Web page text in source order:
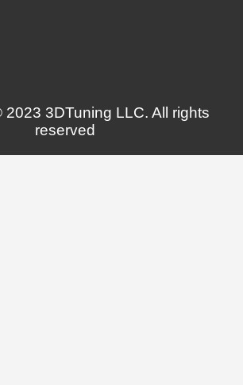
2023 3DTuning LLC. All rights
reserved